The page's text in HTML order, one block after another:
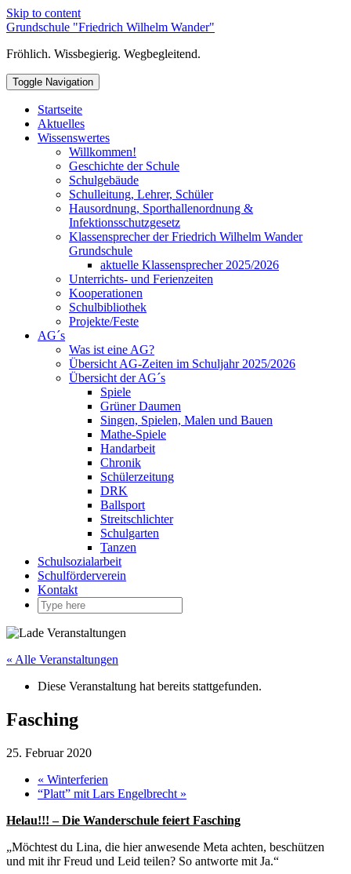
Skip to content
Grundschule "Friedrich Wilhelm Wander"
Fröhlich. Wissbegierig. Wegbegleitend.
Toggle Navigation
Startseite
Aktuelles
Wissenswertes
Willkommen!
Geschichte der Schule
Schulgebäude
Schulleitung, Lehrer, Schüler
Hausordnung, Sporthallenordnung &
Infektionsschutzgesetz
Klassensprecher der Friedrich Wilhelm Wander
Grundschule
aktuelle Klassensprecher 2025/2026
Unterrichts- und Ferienzeiten
Kooperationen
Schulbibliothek
Projekte/Feste
AG´s
Was ist eine AG?
Übersicht AG-Zeiten im Schuljahr 2025/2026
Übersicht der AG´s
Spiele
Grüner Daumen
Singen, Spielen, Malen und Bauen
Mathe-Spiele
Handarbeit
Chronik
Schülerzeitung
DRK
Ballsport
Streitschlichter
Schulgarten
Tanzen
Schulsozialarbeit
Schulförderverein
Kontakt
« Alle Veranstaltungen
Diese Veranstaltung hat bereits stattgefunden.
Fasching
25. Februar 2020
« Winterferien
“Platt” mit Lars Engelbrecht »
Helau!!! – Die Wanderschule feiert Fasching
„Möchtest du Lina, die hier anwesende Meta achten, beschützen
und mit ihr Freud und Leid teilen? So antworte mit Ja.“